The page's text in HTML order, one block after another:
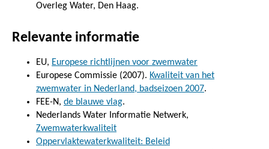
Overleg Water, Den Haag.
Relevante informatie
EU, Europese richtlijnen voor zwemwater
Europese Commissie (2007). Kwaliteit van het
zwemwater in Nederland, badseizoen 2007.
FEE-N, de blauwe vlag.
Nederlands Water Informatie Netwerk,
Zwemwaterkwaliteit
Oppervlaktewaterkwaliteit: Beleid